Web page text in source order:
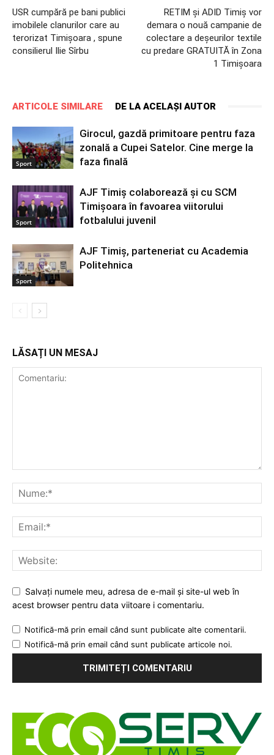
USR cumpără pe bani publici
imobilele clanurilor care au
terorizat Timișoara , spune
consilierul Ilie Sîrbu
RETIM şi ADID Timiş vor
demara o nouă campanie de
colectare a deșeurilor textile
cu predare GRATUITĂ în Zona
1 Timișoara
ARTICOLE SIMILARE DE LA ACELAȘI AUTOR
Sport
Girocul, gazdă primitoare pentru faza
zonală a Cupei Satelor. Cine merge la
faza finală
Sport
AJF Timiș colaborează și cu SCM
Timișoara în favoarea viitorului
fotbalului juvenil
Sport
AJF Timiș, parteneriat cu Academia
Politehnica
LĂSAȚI UN MESAJ
Salvați numele meu, adresa de e-mail și site-ul web în
acest browser pentru data viitoare i comentariu.
Notifică-mă prin email când sunt publicate alte comentarii.
Notifică-mă prin email când sunt publicate articole noi.